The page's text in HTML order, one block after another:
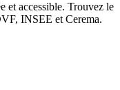
et accessible. Trouvez le
INSEE et Cerema.